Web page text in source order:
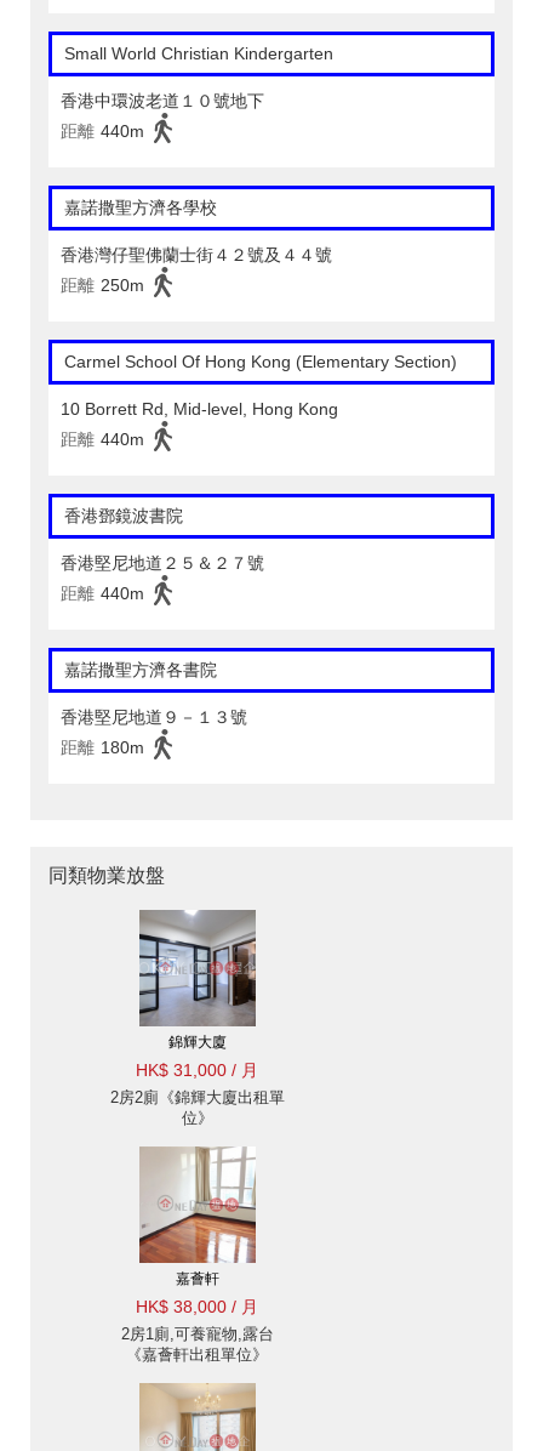
Small World Christian Kindergarten
香港中環波老道１０號地下
距離 440m
嘉諾撒聖方濟各學校
香港灣仔聖佛蘭士街４２號及４４號
距離 250m
Carmel School Of Hong Kong (Elementary Section)
10 Borrett Rd, Mid-level, Hong Kong
距離 440m
香港鄧鏡波書院
香港堅尼地道２５＆２７號
距離 440m
嘉諾撒聖方濟各書院
香港堅尼地道９－１３號
距離 180m
同類物業放盤
錦輝大廈
HK$ 31,000 / 月
2房2廁《錦輝大廈出租單
位》
嘉薈軒
HK$ 38,000 / 月
2房1廁,可養寵物,露台
《嘉薈軒出租單位》